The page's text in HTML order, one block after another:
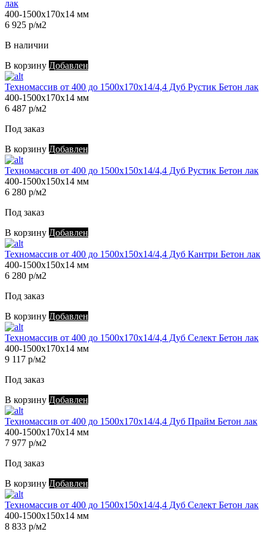
лак
400-1500х170х14 мм
6 925 р/м2
В наличии
В корзину Добавлен
Техномассив от 400 до 1500х170х14/4,4 Дуб Рустик Бетон лак
400-1500х170х14 мм
6 487 р/м2
Под заказ
В корзину Добавлен
Техномассив от 400 до 1500х150х14/4,4 Дуб Рустик Бетон лак
400-1500х150х14 мм
6 280 р/м2
Под заказ
В корзину Добавлен
Техномассив от 400 до 1500х150х14/4,4 Дуб Кантри Бетон лак
400-1500х150х14 мм
6 280 р/м2
Под заказ
В корзину Добавлен
Техномассив от 400 до 1500х170х14/4,4 Дуб Селект Бетон лак
400-1500х170х14 мм
9 117 р/м2
Под заказ
В корзину Добавлен
Техномассив от 400 до 1500х170х14/4,4 Дуб Прайм Бетон лак
400-1500х170х14 мм
7 977 р/м2
Под заказ
В корзину Добавлен
Техномассив от 400 до 1500х150х14/4,4 Дуб Селект Бетон лак
400-1500х150х14 мм
8 833 р/м2